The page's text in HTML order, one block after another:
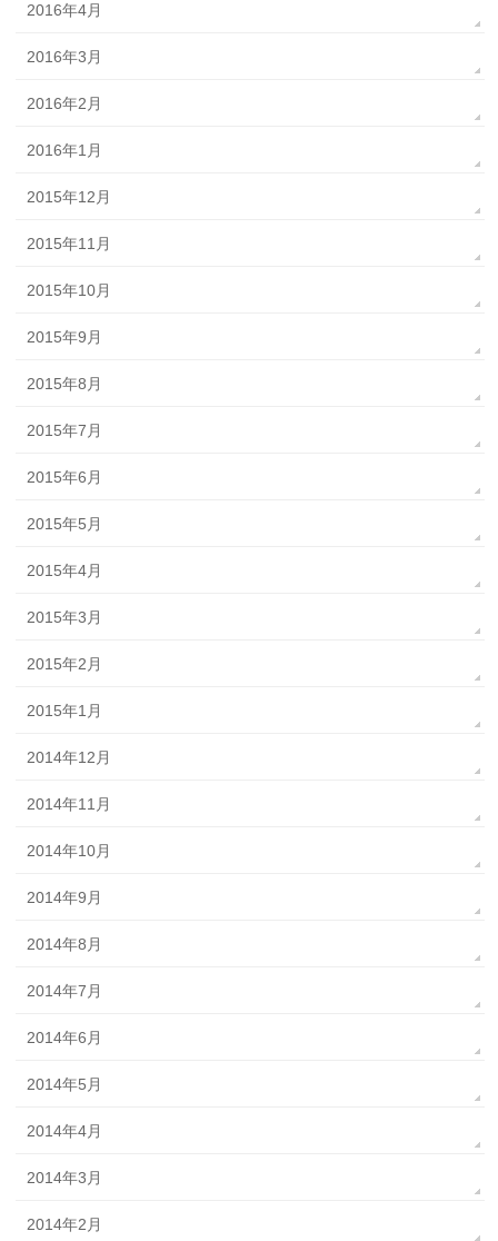
2016年4月
2016年3月
2016年2月
2016年1月
2015年12月
2015年11月
2015年10月
2015年9月
2015年8月
2015年7月
2015年6月
2015年5月
2015年4月
2015年3月
2015年2月
2015年1月
2014年12月
2014年11月
2014年10月
2014年9月
2014年8月
2014年7月
2014年6月
2014年5月
2014年4月
2014年3月
2014年2月